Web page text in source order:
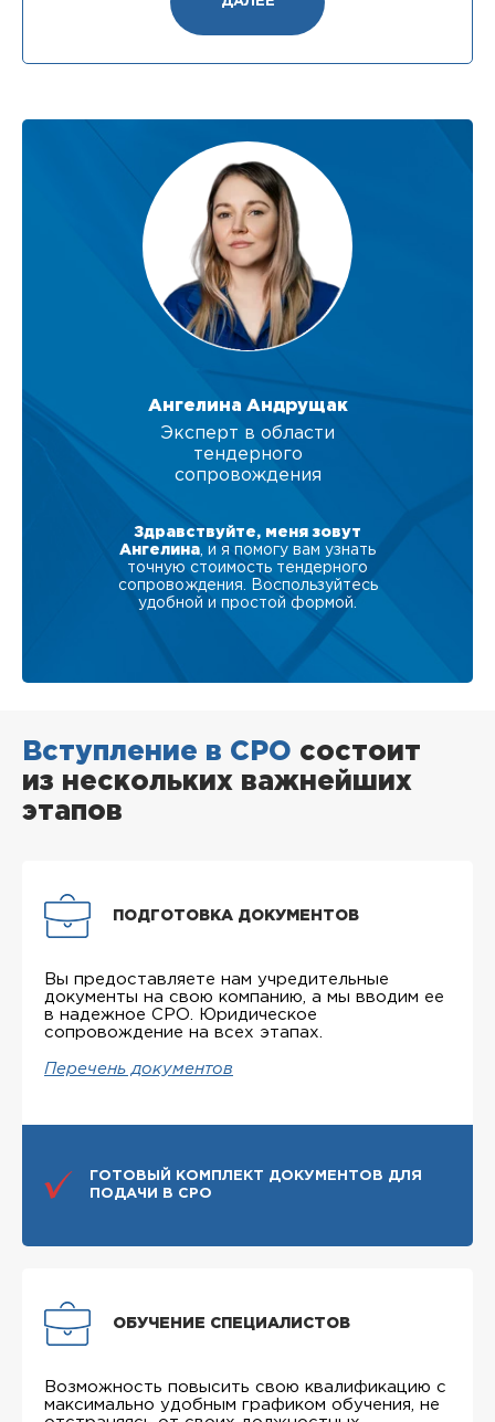
Ангелина Андрущак
Эксперт в области
тендерного
сопровождения
Здравствуйте, меня зовут
Ангелина , и я помогу вам узнать
точную стоимость тендерного
сопровождения. Воспользуйтесь
удобной и простой формой.
Вступление в СРО состоит
из нескольких важнейших
этапов
ПОДГОТОВКА ДОКУМЕНТОВ
Вы предоставляете нам учредительные
документы на свою компанию, а мы вводим ее
в надежное СРО. Юридическое
сопровождение на всех этапах.
Перечень документов
ГОТОВЫЙ КОМПЛЕКТ ДОКУМЕНТОВ ДЛЯ
ПОДАЧИ В СРО
ОБУЧЕНИЕ СПЕЦИАЛИСТОВ
Возможность повысить свою квалификацию с
максимально удобным графиком обучения, не